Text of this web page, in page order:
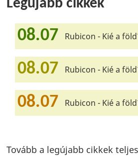
Legújabb cikkek
08.07 Rubicon - Kié a
08.07 Rubicon - Kié a
08.07 Rubicon - Kié a
Tovább a legújabb cikkek